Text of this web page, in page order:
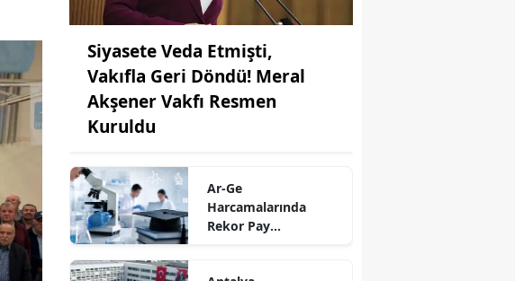
Siyasete Veda Etmişti,
Vakıfla Geri Döndü! Meral
Akşener Vakfı Resmen
Kuruldu
Ar-Ge
Harcamalarında
Rekor Pay